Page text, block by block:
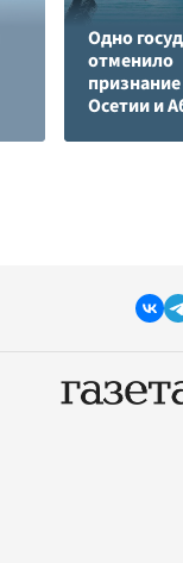
Одно
отменило
Осетии и